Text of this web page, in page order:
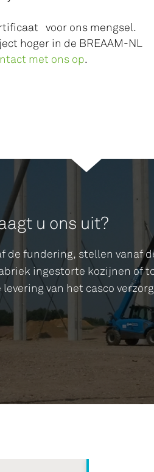
voor ons mengsel.
hoger in de BREAAM-NL
met ons op.
u ons uit?
de fundering, stellen vanaf
ingestorte kozijnen of
van het casco